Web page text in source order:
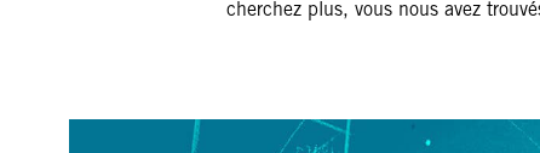
cherchez plus, vous nous avez